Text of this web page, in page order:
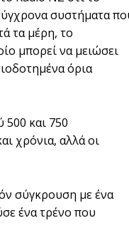
συστήματα
τα μέρη, το
μπορεί να μειώσει
όρια
500 και 750
χρόνια, αλλά οι
σύγκρουση με ένα
ένα τρένο που